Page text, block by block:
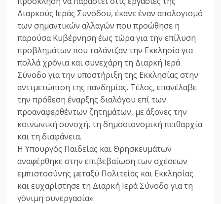
Διαρκούς Ιεράς Συνόδου, έκανε έναν απολογισμό
των σημαντικών αλλαγών που προώθησε η
παρούσα Κυβέρνηση έως τώρα για την επίλυση
προβλημάτων που ταλάνιζαν την Εκκλησία για
πολλά χρόνια και συνεχάρη τη Διαρκή Ιερά
Σύνοδο για την υποστήριξη της Εκκλησίας στην
αντιμετώπιση της πανδημίας. Τέλος, επανέλαβε
την πρόθεση έναρξης διαλόγου επί των
προαναφερθέντων ζητημάτων, με άξονες την
κοινωνική συνοχή, τη δημοσιονομική πειθαρχία
και τη διαφάνεια.
Η Υπουργός Παιδείας και Θρησκευμάτων
αναφέρθηκε στην επιβεβαίωση των σχέσεων
εμπιστοσύνης μεταξύ Πολιτείας και Εκκλησίας
και ευχαρίστησε τη Διαρκή Ιερά Σύνοδο για τη
γόνιμη συνεργασία».